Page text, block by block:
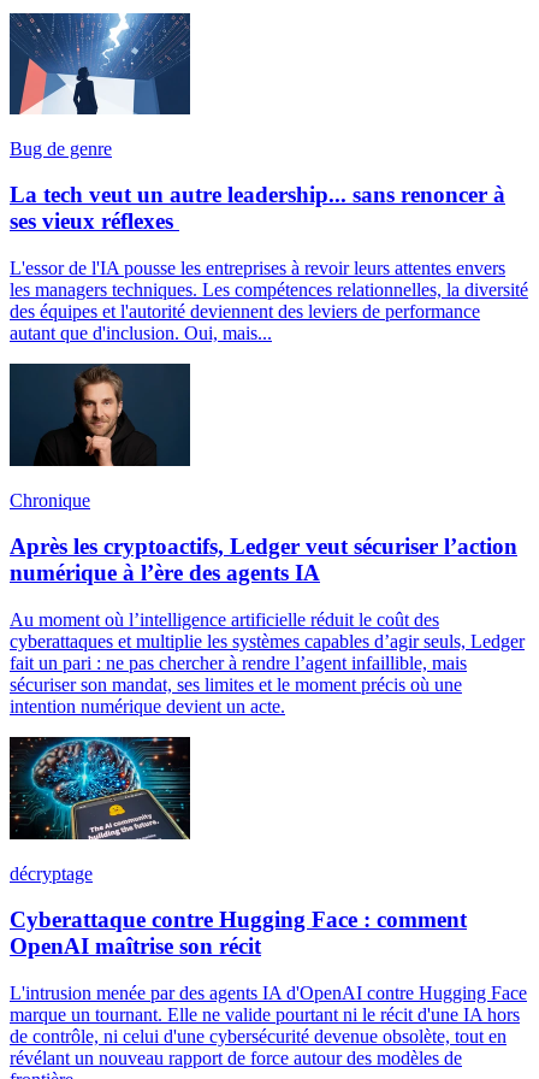
Bug de genre
La tech veut un autre leadership... sans renoncer à
ses vieux réflexes
L'essor de l'IA pousse les entreprises à revoir leurs attentes envers
les managers techniques. Les compétences relationnelles, la diversité
des équipes et l'autorité deviennent des leviers de performance
autant que d'inclusion. Oui, mais...
Chronique
Après les cryptoactifs, Ledger veut sécuriser l’action
numérique à l’ère des agents IA
Au moment où l’intelligence artificielle réduit le coût des
cyberattaques et multiplie les systèmes capables d’agir seuls, Ledger
fait un pari : ne pas chercher à rendre l’agent infaillible, mais
sécuriser son mandat, ses limites et le moment précis où une
intention numérique devient un acte.
décryptage
Cyberattaque contre Hugging Face : comment
OpenAI maîtrise son récit
L'intrusion menée par des agents IA d'OpenAI contre Hugging Face
marque un tournant. Elle ne valide pourtant ni le récit d'une IA hors
de contrôle, ni celui d'une cybersécurité devenue obsolète, tout en
révélant un nouveau rapport de force autour des modèles de